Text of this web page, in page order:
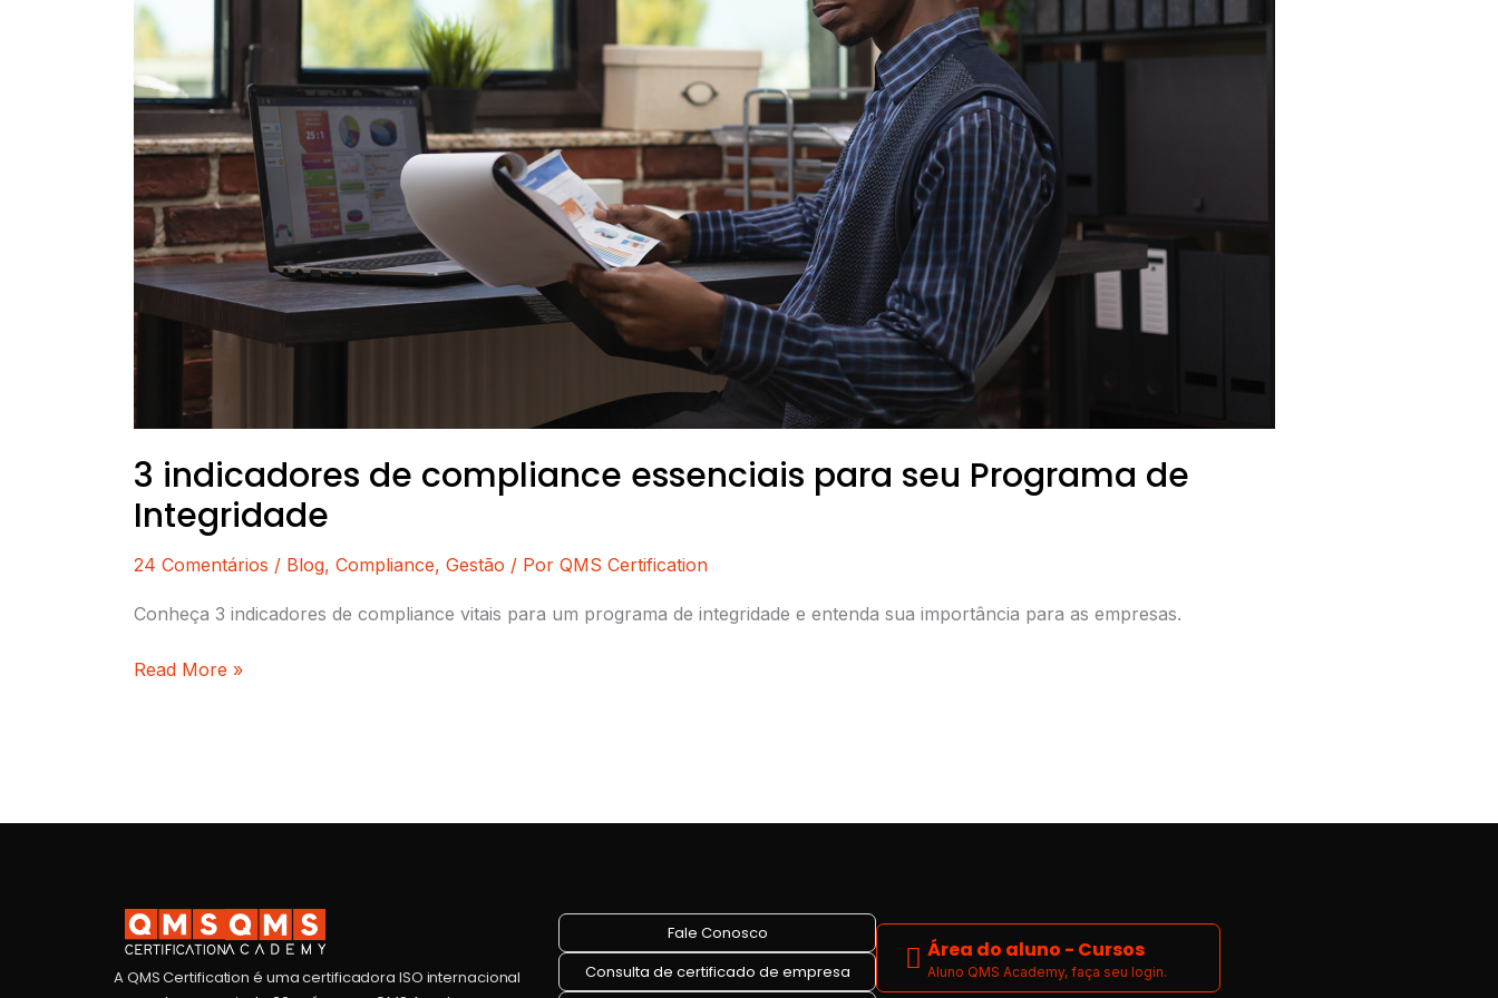
3 indicadores de compliance essenciais para seu Programa de
Integridade
24 Comentários / Blog, Compliance, Gestão / Por QMS Certification
Conheça 3 indicadores de compliance vitais para um programa de integridade e entenda sua importância para as empresas.
de
Integridade
Read More »
A QMS Certification é uma certificadora ISO internacional
Fale Conosco
Consulta de certificado de empresa
Área do aluno - Cursos
Aluno QMS Academy, faça seu login.